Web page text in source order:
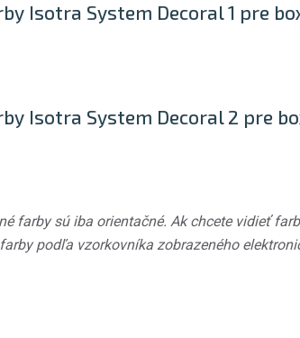
Isotra System Decoral 1 pre
Isotra System Decoral 2 pre
farby sú iba orientačné. Ak chcete vidieť
podľa vzorkovníka zobrazeného